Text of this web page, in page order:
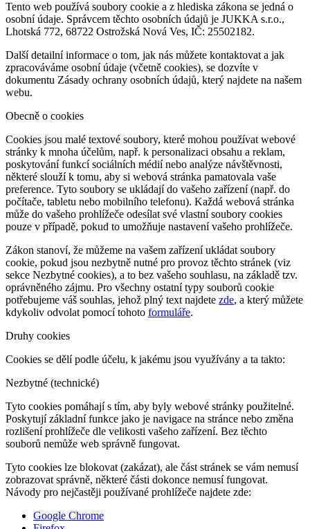
Tento web používá soubory cookie a z hlediska zákona se jedná o
osobní údaje. Správcem těchto osobních údajů je JUKKA s.r.o.,
Lhotská 772, 68722 Ostrožská Nová Ves, IČ: 25502182.
Další detailní informace o tom, jak nás můžete kontaktovat a jak
zpracováváme osobní údaje (včetně cookies), se dozvíte v
dokumentu Zásady ochrany osobních údajů, který najdete na našem
webu.
Obecně o cookies
Cookies jsou malé textové soubory, které mohou používat webové
stránky k mnoha účelům, např. k personalizaci obsahu a reklam,
poskytování funkcí sociálních médií nebo analýze návštěvnosti,
některé slouží k tomu, aby si webová stránka pamatovala vaše
preference. Tyto soubory se ukládají do vašeho zařízení (např. do
počítače, tabletu nebo mobilního telefonu). Každá webová stránka
může do vašeho prohlížeče odesílat své vlastní soubory cookies
pouze v případě, pokud to umožňuje nastavení vašeho prohlížeče.
Zákon stanoví, že můžeme na vašem zařízení ukládat soubory
cookie, pokud jsou nezbytně nutné pro provoz těchto stránek (viz
sekce Nezbytné cookies), a to bez vašeho souhlasu, na základě tzv.
oprávněného zájmu. Pro všechny ostatní typy souborů cookie
potřebujeme váš souhlas, jehož plný text najdete zde, a který můžete
kdykoliv odvolat pomocí tohoto formuláře.
Druhy cookies
Cookies se dělí podle účelu, k jakému jsou využívány a ta takto:
Nezbytné (technické)
Tyto cookies pomáhají s tím, aby byly webové stránky použitelné.
Poskytují základní funkce jako je navigace na stránce nebo změna
rozlišení prohlížeče dle velikosti vašeho zařízení. Bez těchto
souborů nemůže web správně fungovat.
Tyto cookies lze blokovat (zakázat), ale část stránek se vám nemusí
zobrazovat správně, některé části dokonce nemusí fungovat.
Návody pro nejčastěji používané prohlížeče najdete zde:
Google Chrome